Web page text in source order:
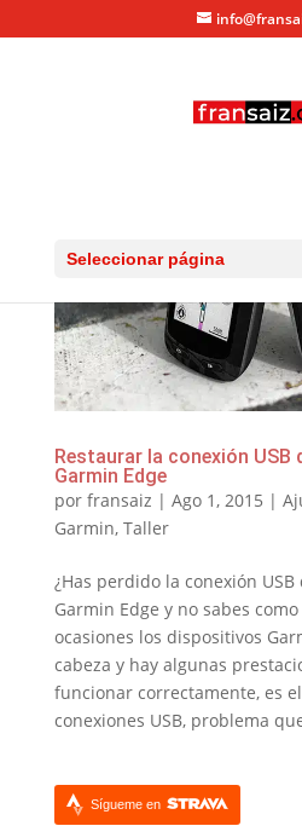
Seleccionar página
Restaurar la conexión
Garmin Edge
por fransaiz | Ago 1, 2015 |
Garmin, Taller
¿Has perdido la conexión
Garmin Edge y no sabes
ocasiones los dispositivos
cabeza y hay algunas
funcionar correctamente, es
conexiones USB, problema
Sígueme en